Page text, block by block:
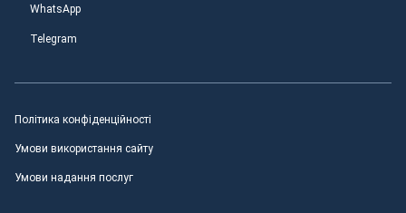
WhatsApp
Telegram
Політика конфіденційності
Умови використання сайту
Умови надання послуг